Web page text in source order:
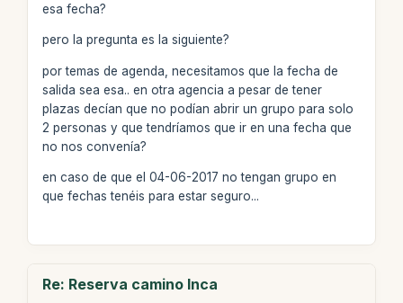
esa fecha?
pero la pregunta es la siguiente?
por temas de agenda, necesitamos que la fecha de
salida sea esa.. en otra agencia a pesar de tener
plazas decían que no podían abrir un grupo para solo
2 personas y que tendríamos que ir en una fecha que
no nos convenía?
en caso de que el 04-06-2017 no tengan grupo en
que fechas tenéis para estar seguro...
Re: Reserva camino Inca